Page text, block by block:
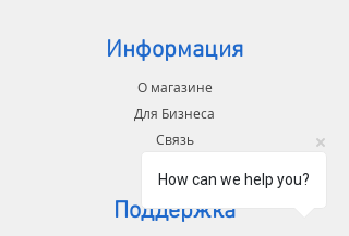
Информация
О магазине
Для Бизнеса
Связь
Поддержка
How can we help you?